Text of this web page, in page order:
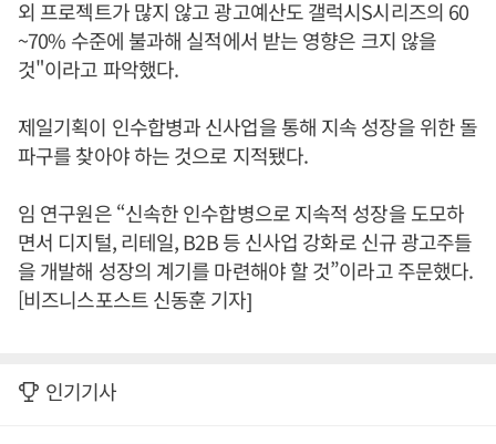
외 프로젝트가 많지 않고 광고예산도 갤럭시S시리즈의 60
~70% 수준에 불과해 실적에서 받는 영향은 크지 않을
것"이라고 파악했다.
제일기획이 인수합병과 신사업을 통해 지속 성장을 위한 돌
파구를 찾아야 하는 것으로 지적됐다.
임 연구원은 “신속한 인수합병으로 지속적 성장을 도모하
면서 디지털, 리테일, B2B 등 신사업 강화로 신규 광고주들
을 개발해 성장의 계기를 마련해야 할 것”이라고 주문했다.
[비즈니스포스트 신동훈 기자]
인기기사